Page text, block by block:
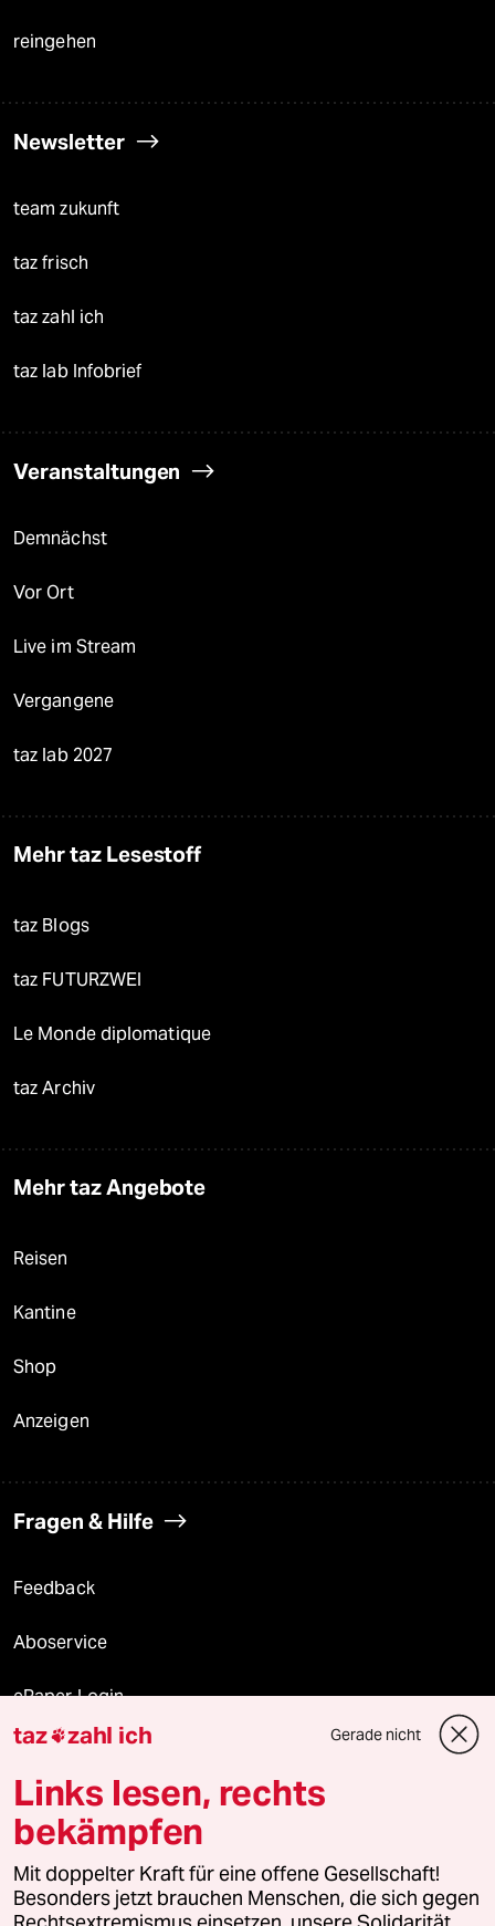
reingehen
Newsletter
team zukunft
taz frisch
taz zahl ich
taz lab Infobrief
Veranstaltungen
Demnächst
Vor Ort
Live im Stream
Vergangene
taz lab 2027
Mehr taz Lesestoff
taz Blogs
taz FUTURZWEI
Le Monde diplomatique
taz Archiv
Mehr taz Angebote
Reisen
Kantine
Shop
Anzeigen
Fragen & Hilfe
Feedback
Aboservice
ePaper Login
Downloads für Abonnierende
© 2026 taz Verlags und Vertriebs GmbH
Alle Rechte vorbehalten. Bei rechtlichen Fragen oder für Genehmigungen
wenden Sie sich bitte an
lizenzen@taz.de
taz zahl ich Gerade nicht
Links lesen, rechts
bekämpfen
Mit doppelter Kraft für eine offene Gesellschaft!
Besonders jetzt brauchen Menschen, die sich gegen